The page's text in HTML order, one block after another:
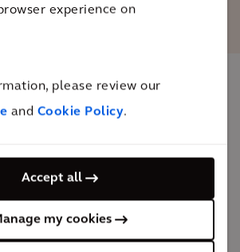
experience on
please review our
and Cookie Policy.
Accept all
my cookies
能性空间，旨在满足员工们的需求和
可持续性、灵活性和选择性——所有